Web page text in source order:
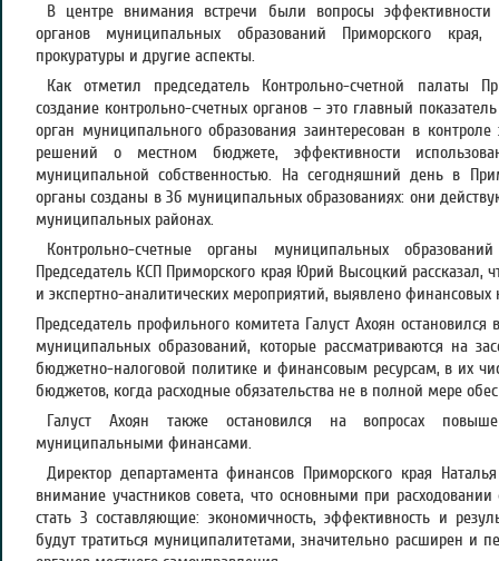
В центре внимания встречи были вопросы эффективности
органов муниципальных образований Приморского
прокуратуры и другие аспекты.
Как отметил председатель Контрольно-счетной палаты
создание контрольно-счетных органов – это главный
орган муниципального образования заинтересован в
решений о местном бюджете, эффективности
муниципальной собственностью. На сегодняшний день в
органы созданы в 36 муниципальных образованиях: они
муниципальных районах.
Контрольно-счетные органы муниципальных
Председатель КСП Приморского края Юрий Высоцкий рассказал,
и экспертно-аналитических мероприятий, выявлено
Председатель профильного комитета Галуст Ахоян
муниципальных образований, которые рассматриваются на
бюджетно-налоговой политике и финансовым ресурсам, в их
бюджетов, когда расходные обязательства не в полной мере
Галуст Ахоян также остановился на вопросах
муниципальными финансами.
Директор департамента финансов Приморского края
внимание участников совета, что основными при
стать 3 составляющие: экономичность, эффективность и
будут тратиться муниципалитетами, значительно расширен и